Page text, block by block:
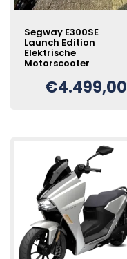
Segway E300SE
Launch Edition
Elektrische
Motorscooter
€4.499,00